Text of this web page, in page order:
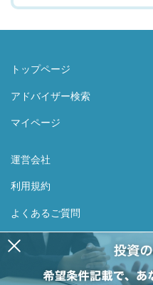
トップページ
アドバイザー検索
マイページ
運営会社
利用規約
よくあるご質問